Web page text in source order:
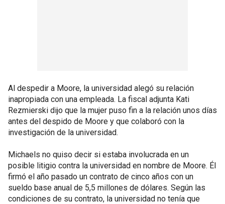
Al despedir a Moore, la universidad alegó su relación
inapropiada con una empleada. La fiscal adjunta Kati
Rezmierski dijo que la mujer puso fin a la relación unos días
antes del despido de Moore y que colaboró con la
investigación de la universidad.
Michaels no quiso decir si estaba involucrada en un
posible litigio contra la universidad en nombre de Moore. Él
firmó el año pasado un contrato de cinco años con un
sueldo base anual de 5,5 millones de dólares. Según las
condiciones de su contrato, la universidad no tenía que